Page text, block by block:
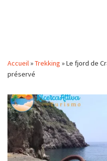
Accueil»Trekking »Le fjord de
préservé